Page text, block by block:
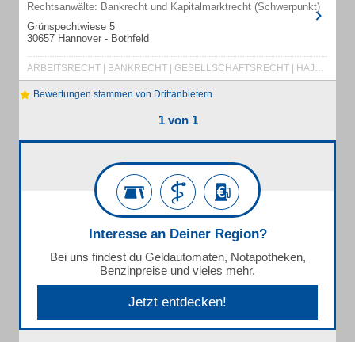
Rechtsanwälte: Bankrecht und Kapitalmarktrecht (Schwerpunkt)
Grünspechtwiese 5
30657 Hannover - Bothfeld
ARBEITSRECHT | BANKRECHT | GESELLSCHAFTSRECHT | HAJDA DR. | IT-RECHT
Bewertungen stammen von Drittanbietern
1 von 1
Interesse an Deiner Region?
Bei uns findest du Geldautomaten, Notapotheken,
Benzinpreise und vieles mehr.
Jetzt entdecken!